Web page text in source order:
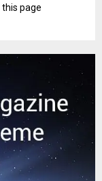
this page